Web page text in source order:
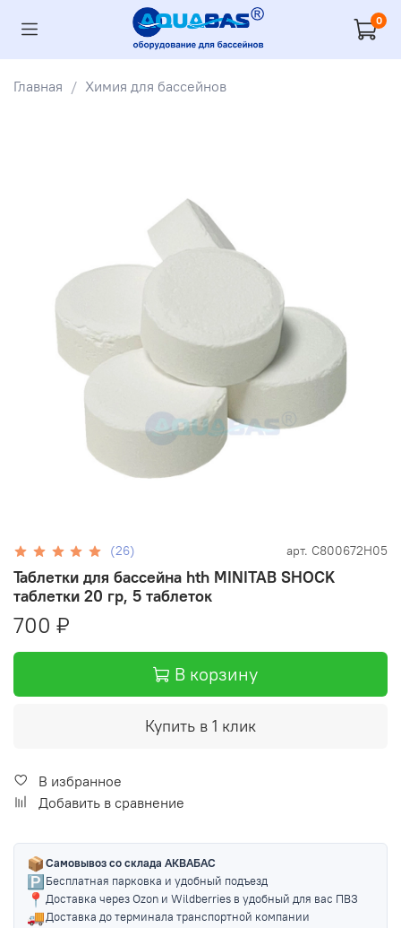
0
Главная Химия для бассейнов
(26) арт. C800672H05
Таблетки для бассейна hth MINITAB SHOCK
таблетки 20 гр, 5 таблеток
700 ₽
В корзину
Купить в 1 клик
В избранное
Добавить в сравнение
📦Самовывоз со склада АКВАБАС
🅿️ Бесплатная парковка и удобный подъезд
📍 Доставка через Ozon и Wildberries в удобный для вас ПВЗ
🚚Доставка до терминала транспортной компании